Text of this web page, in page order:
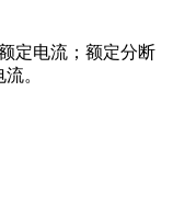
定电流；额定分断
。